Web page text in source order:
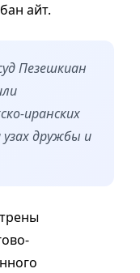
айт.
Пезешкиан
иранских
дружбы и